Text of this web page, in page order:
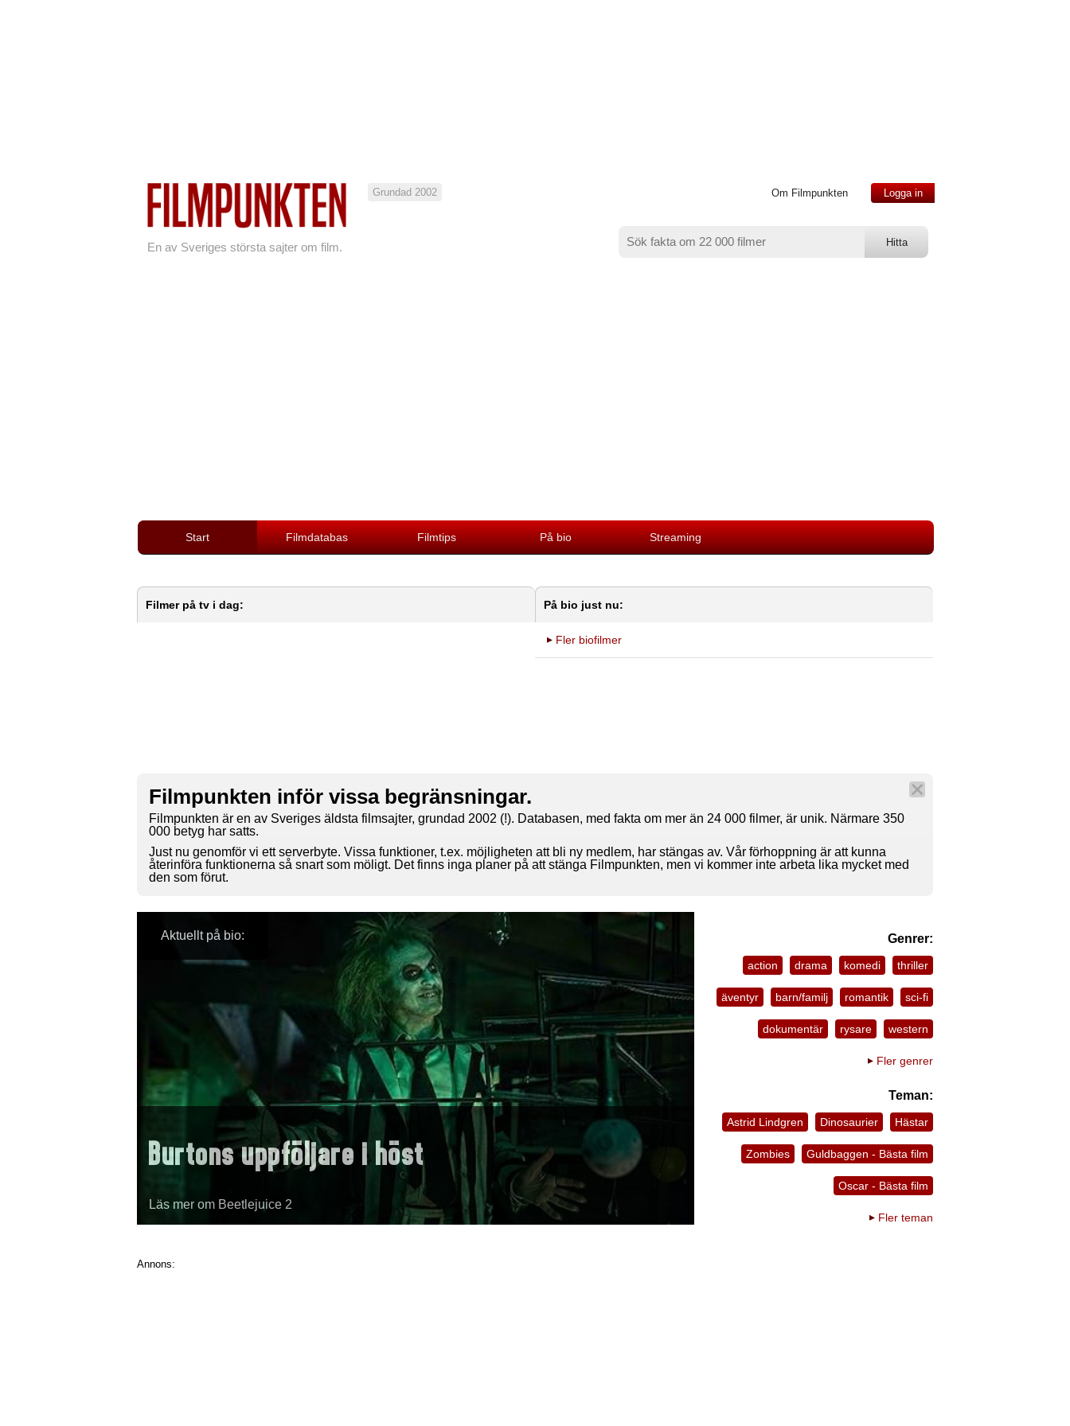
En av Sveriges största sajter om film.
Grundad 2002 Om Filmpunkten Logga in
Start Filmdatabas Filmtips På bio Streaming
Filmer på tv i dag: På bio just nu:
Fler biofilmer
Filmpunkten inför vissa begränsningar.
Filmpunkten är en av Sveriges äldsta filmsajter, grundad 2002 (!). Databasen, med fakta om mer än 24 000 filmer, är unik. Närmare 350
000 betyg har satts.
Just nu genomför vi ett serverbyte. Vissa funktioner, t.ex. möjligheten att bli ny medlem, har stängas av. Vår förhoppning är att kunna
återinföra funktionerna så snart som möligt. Det finns inga planer på att stänga Filmpunkten, men vi kommer inte arbeta lika mycket med
den som förut.
Aktuellt på bio:
Burtons uppföljare i höst
Läs mer om Beetlejuice 2
Genrer:
action drama komedi thriller
äventyr barn/familj romantik sci-fi
dokumentär rysare western
Fler genrer
Teman:
Astrid Lindgren Dinosaurier Hästar
Zombies Guldbaggen - Bästa film
Oscar - Bästa film
Fler teman
Annons: